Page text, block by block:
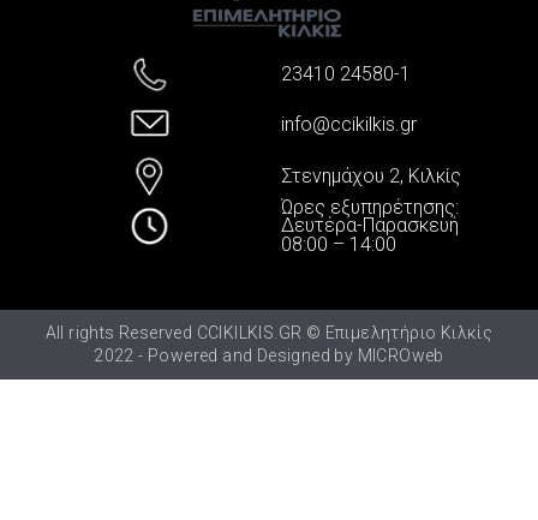
23410 24580-1
info@ccikilkis.gr
Στενημάχου 2, Κιλκίς
Ώρες εξυπηρέτησης:
Δευτέρα-Παρασκευή
08:00 – 14:00
All rights Reserved CCIKILKIS.GR © Επιμελητήριο Κιλκίς
2022 - Powered and Designed by MICROweb